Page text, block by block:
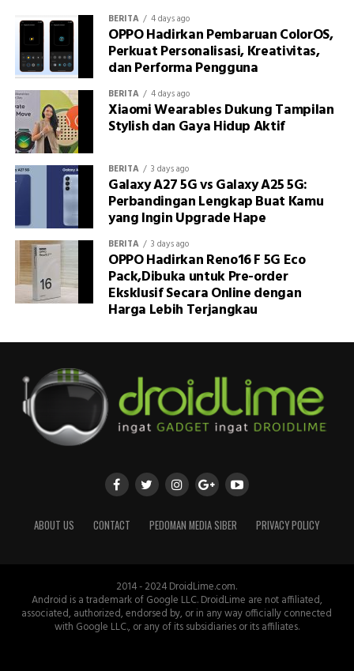
BERITA 4 days ago
OPPO Hadirkan Pembaruan ColorOS,
Perkuat Personalisasi, Kreativitas,
dan Performa Pengguna
BERITA 4 days ago
Xiaomi Wearables Dukung Tampilan
Stylish dan Gaya Hidup Aktif
BERITA 3 days ago
Galaxy A27 5G vs Galaxy A25 5G:
Perbandingan Lengkap Buat Kamu
yang Ingin Upgrade Hape
BERITA 3 days ago
OPPO Hadirkan Reno16 F 5G Eco
Pack,Dibuka untuk Pre-order
Eksklusif Secara Online dengan
Harga Lebih Terjangkau
ABOUT US CONTACT PEDOMAN MEDIA SIBER PRIVACY POLICY
2014 - 2024 DroidLime.com.
Android is a trademark of Google LLC. DroidLime are not affiliated,
associated, authorized, endorsed by, or in any way officially connected
with Google LLC., or any of its subsidiaries or its affiliates.